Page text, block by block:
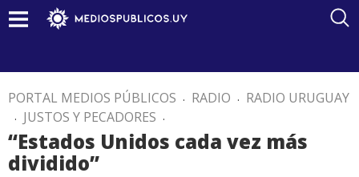
PORTAL MEDIOS PÚBLICOS . RADIO . RADIO URUGUAY
. JUSTOS Y PECADORES .
“Estados Unidos cada vez más
dividido”